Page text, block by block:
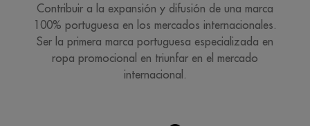
Contribuir a la expansión y difusión de una marca
100% portuguesa en los mercados internacionales.
Ser la primera marca portuguesa especializada en
ropa promocional en triunfar en el mercado
internacional.